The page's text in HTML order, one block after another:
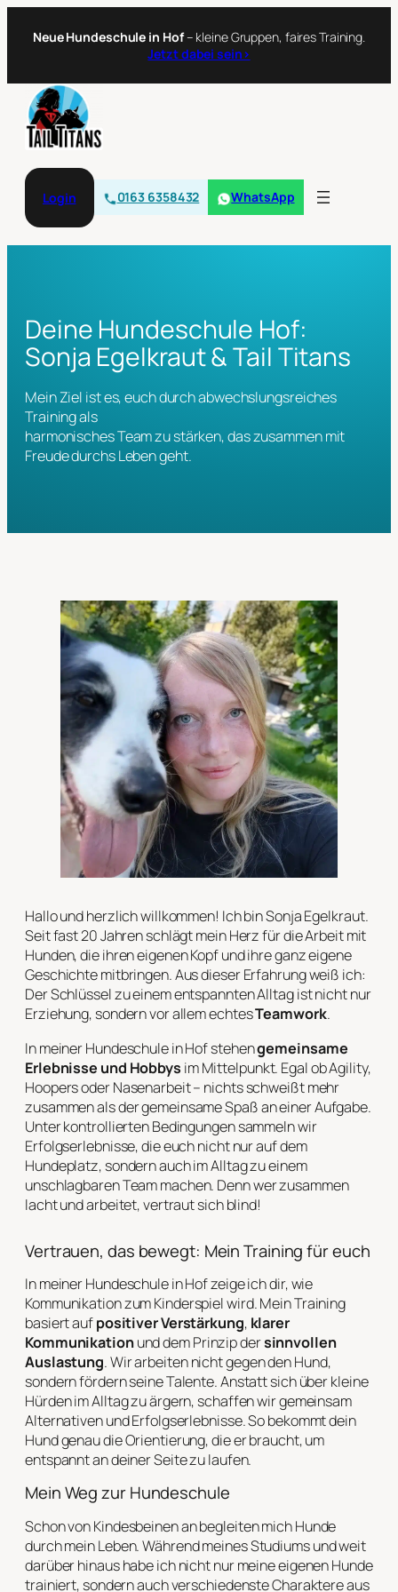
Neue Hundeschule in Hof– kleine Gruppen, faires Training.
Jetzt dabei sein›
Login 0163 6358432 WhatsApp
Deine Hundeschule Hof:
Sonja Egelkraut & Tail Titans
Mein Ziel ist es, euch durch abwechslungsreiches
Training als
harmonisches Team zu stärken, das zusammen mit
Freude durchs Leben geht.
Hallo und herzlich willkommen! Ich bin Sonja Egelkraut.
Seit fast 20 Jahren schlägt mein Herz für die Arbeit mit
Hunden, die ihren eigenen Kopf und ihre ganz eigene
Geschichte mitbringen. Aus dieser Erfahrung weiß ich:
Der Schlüssel zu einem entspannten Alltag ist nicht nur
Erziehung, sondern vor allem echtesTeamwork.
In meiner Hundeschule in Hof stehengemeinsame
Erlebnisse und Hobbys im Mittelpunkt. Egal ob Agility,
Hoopers oder Nasenarbeit – nichts schweißt mehr
zusammen als der gemeinsame Spaß an einer Aufgabe.
Unter kontrollierten Bedingungen sammeln wir
Erfolgserlebnisse, die euch nicht nur auf dem
Hundeplatz, sondern auch im Alltag zu einem
unschlagbaren Team machen. Denn wer zusammen
lacht und arbeitet, vertraut sich blind!
Vertrauen, das bewegt: Mein Training für euch
In meiner Hundeschule in Hof zeige ich dir, wie
Kommunikation zum Kinderspiel wird. Mein Training
basiert aufpositiver Verstärkung, klarer
Kommunikationund dem Prinzip dersinnvollen
Auslastung. Wir arbeiten nicht gegen den Hund,
sondern fördern seine Talente. Anstatt sich über kleine
Hürden im Alltag zu ärgern, schaffen wir gemeinsam
Alternativen und Erfolgserlebnisse. So bekommt dein
Hund genau die Orientierung, die er braucht, um
entspannt an deiner Seite zu laufen.
Mein Weg zur Hundeschule
Schon von Kindesbeinen an begleiten mich Hunde
durch mein Leben. Während meines Studiums und weit
darüber hinaus habe ich nicht nur meine eigenen Hunde
trainiert, sondern auch verschiedenste Charaktere aus